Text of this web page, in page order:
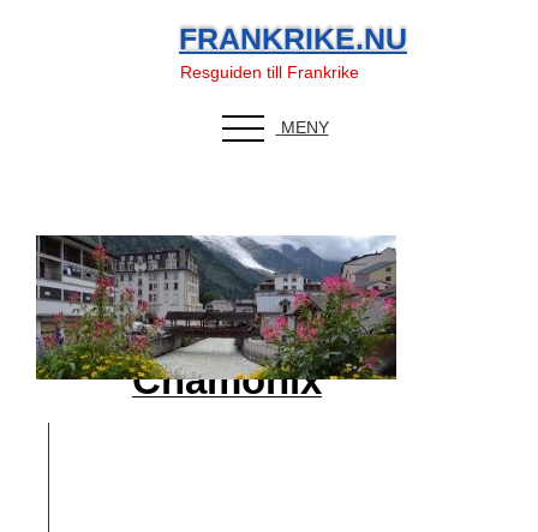
FRANKRIKE.NU
Resguiden till Frankrike
MENY
Chamonix